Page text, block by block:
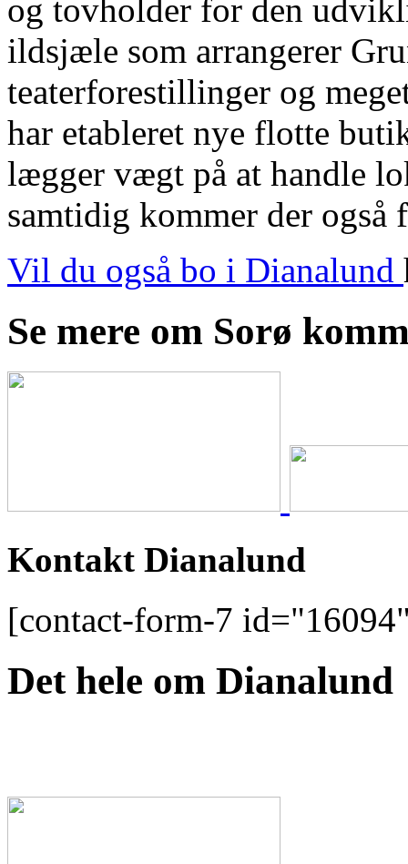
og tovholder for den
ildsjæle som arrangerer
teaterforestillinger og
har etableret nye flotte
lægger vægt på at handle
samtidig kommer der
Vil du også bo i Dianalund
Se mere om Sorø
Kontakt Dianalund
[contact-form-7
Det hele om Dianalund